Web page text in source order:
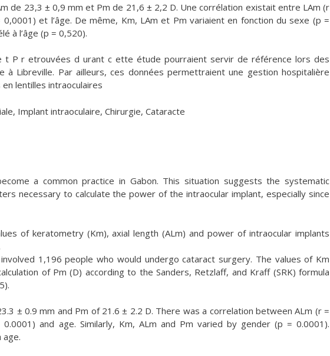
de 23,3 ± 0,9 mm et Pm de 21,6 ± 2,2 D. Une corrélation existait entre LAm (r
et l’âge. De même, Km, LAm et Pm variaient en fonction du sexe (p =
à l’âge (p = 0,520).
t P r etrouvées d urant c ette étude pourraient servir de référence lors des
à Libreville. Par ailleurs, ces données permettraient une gestion hospitalière
lentilles intraoculaires
Implant intraoculaire, Chirurgie, Cataracte
a common practice in Gabon. This situation suggests the systematic
necessary to calculate the power of the intraocular implant, especially since
of keratometry (Km), axial length (ALm) and power of intraocular implants
1,196 people who would undergo cataract surgery. The values of Km
of Pm (D) according to the Sanders, Retzlaff, and Kraff (SRK) formula
± 0.9 mm and Pm of 21.6 ± 2.2 D. There was a correlation between ALm (r =
and age. Similarly, Km, ALm and Pm varied by gender (p = 0.0001).